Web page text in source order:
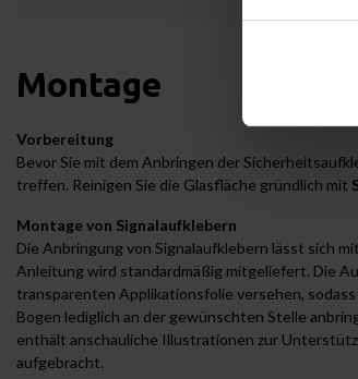
Montage
Vorbereitung
Bevor Sie mit dem Anbringen der
treffen. Reinigen Sie die Glasfläche gründlich mit
Montage von Signalaufklebern
Die Anbringung von Signalaufklebern lässt sich
Anleitung wird standardmäßig mitgeliefert. Die
transparenten Applikationsfolie versehen,
Bogen lediglich an der gewünschten Stelle
enthält anschauliche Illustrationen zur
aufgebracht.